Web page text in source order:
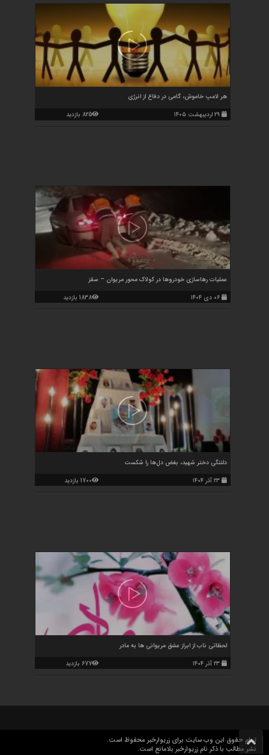
هر لامپ خاموش، گامی در دفاع از انرژی
۲۹ اردیبهشت ۱۴۰۵
825 بازدید
عملیات رهاسازی خودروها در کولاک محور مریوان – سقز
۰۶ دی ۱۴۰۴
1838 بازدید
دلتنگی دختر شهید، بغض دل‌ها را شکست
۲۳ آذر ۱۴۰۴
1700 بازدید
لحظاتی ناب از ابراز عشق مریوانی ها به مادر
۲۳ آذر ۱۴۰۴
677 بازدید
تمام حقوق این وب سایت برای زریوارخبر محفوظ است.
نشر مطالب با ذکر نام زریوارخبر بلامانع است.